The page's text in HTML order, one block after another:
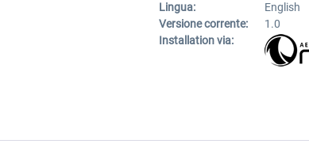
Lingua:
English
Versione corrente:
1.0
Installation via: